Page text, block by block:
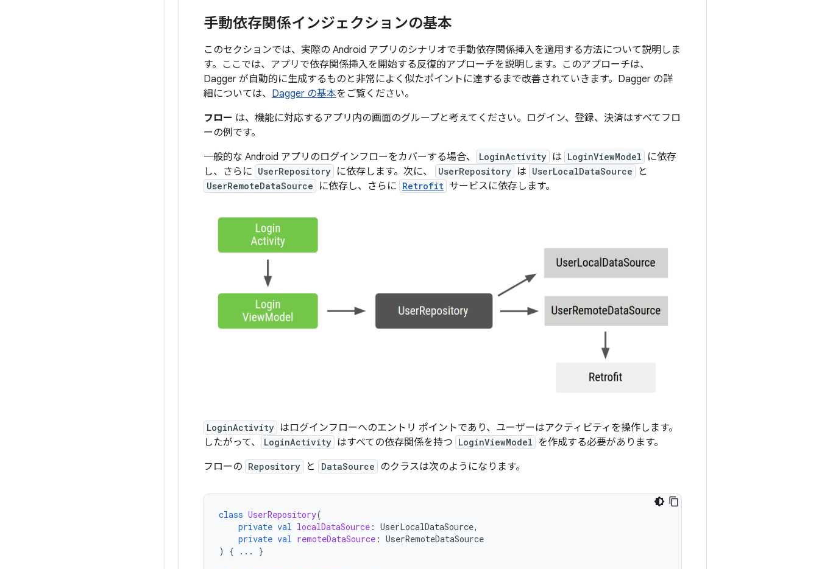
手動依存関係インジェクションの基本
このセクションでは、実際の Android アプリのシナリオで手動依存関係挿入を適用する方法について説明しま
す。ここでは、アプリで依存関係挿入を開始する反復的アプローチを説明します。このアプローチは、
Dagger が自動的に生成するものと非常によく似たポイントに達するまで改善されていきます。Dagger の詳
細については、 Dagger の基本をご覧ください。
フロー は、機能に対応するアプリ内の画面のグループと考えてください。ログイン、登録、決済はすべてフロ
ーの例です。
一般的な Android アプリのログインフローをカバーする場合、
LoginActivity は LoginViewModel
に依存
し、さらに UserRepository に依存します。次に、 UserRepository は UserLocalDataSource と
UserRemoteDataSource に依存し、さらに Retrofit サービスに依存します。
LoginActivity はログインフローへのエントリ ポイントであり、ユーザーはアクティビティを操作します。
したがって、
LoginActivity はすべての依存関係を持つ LoginViewModel を作成する必要があります。
フローの Repository と DataSource のクラスは次のようになります。
class UserRepository(
private val localDataSource : UserLocalDataSource,
private val remoteDataSource : UserRemoteDataSource
)
{ ... }